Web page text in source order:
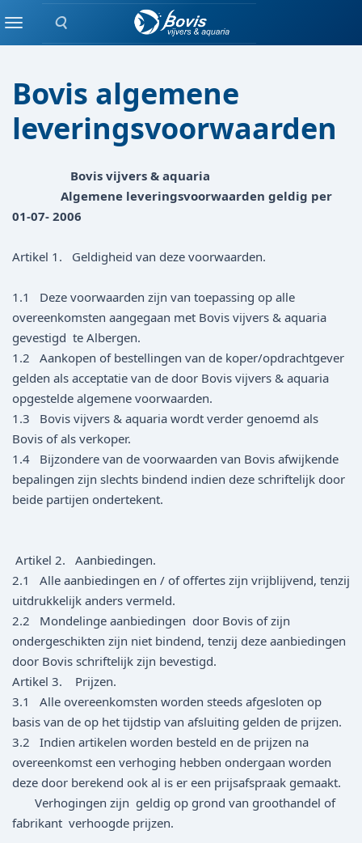
Zoeken
Menu
Bovis algemene
leveringsvoorwaarden
Bovis vijvers & aquaria
Algemene leveringsvoorwaarden geldig per
01-07- 2006
Artikel 1. Geldigheid van deze voorwaarden.
1.1 Deze voorwaarden zijn van toepassing op alle
overeenkomsten aangegaan met Bovis vijvers & aquaria
gevestigd te Albergen.
1.2 Aankopen of bestellingen van de koper/opdrachtgever
gelden als acceptatie van de door Bovis vijvers & aquaria
opgestelde algemene voorwaarden.
1.3 Bovis vijvers & aquaria wordt verder genoemd als
Bovis of als verkoper.
1.4 Bijzondere van de voorwaarden van Bovis afwijkende
bepalingen zijn slechts bindend indien deze schriftelijk door
beide partijen ondertekent.
Artikel 2. Aanbiedingen.
2.1 Alle aanbiedingen en / of offertes zijn vrijblijvend, tenzij
uitdrukkelijk anders vermeld.
2.2 Mondelinge aanbiedingen door Bovis of zijn
ondergeschikten zijn niet bindend, tenzij deze aanbiedingen
door Bovis schriftelijk zijn bevestigd.
Artikel 3. Prijzen.
3.1 Alle overeenkomsten worden steeds afgesloten op
basis van de op het tijdstip van afsluiting gelden de prijzen.
3.2 Indien artikelen worden besteld en de prijzen na
overeenkomst een verhoging hebben ondergaan worden
deze door berekend ook al is er een prijsafspraak gemaakt.
Verhogingen zijn geldig op grond van groothandel of
fabrikant verhoogde prijzen.